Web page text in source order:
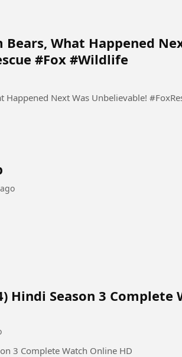
Bears, What Happened
#Fox #Wildlife
Happened Next Was Unbelievable!
Hindi Season 3 Complete
3 Complete Watch Online HD